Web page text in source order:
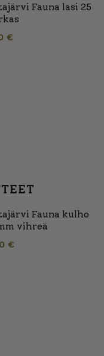
Fauna lasi 25
€
Fauna kulho
vihreä
€